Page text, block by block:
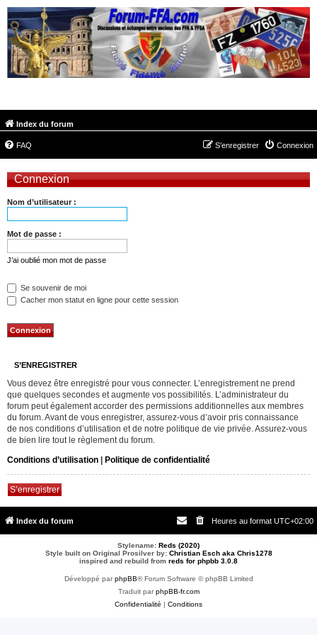
Index du forum
FAQ Connexion
S’enregistrer
Connexion
Nom d’utilisateur :
Mot de passe :
J’ai oublié mon mot de passe
Se souvenir de moi
Cacher mon statut en ligne pour cette session
S’ENREGISTRER
Vous devez être enregistré pour vous connecter. L’enregistrement ne prend
que quelques secondes et augmente vos possibilités. L’administrateur du
forum peut également accorder des permissions additionnelles aux membres
du forum. Avant de vous enregistrer, assurez-vous d’avoir pris connaissance
de nos conditions d’utilisation et de notre politique de vie privée. Assurez-vous
de bien lire tout le règlement du forum.
Conditions d’utilisation
Politique de confidentialité
S’enregistrer
Index du forum Heures au format UTC+02:00
Stylename: Reds (2020)
Style built on Original Prosilver by: Christian Esch aka Chris1278
inspired and rebuild from reds for phpbb 3.0.8
Développé parphpBB® Forum Software © phpBB Limited
Traduit parphpBB-fr.com
Confidentialité
Conditions